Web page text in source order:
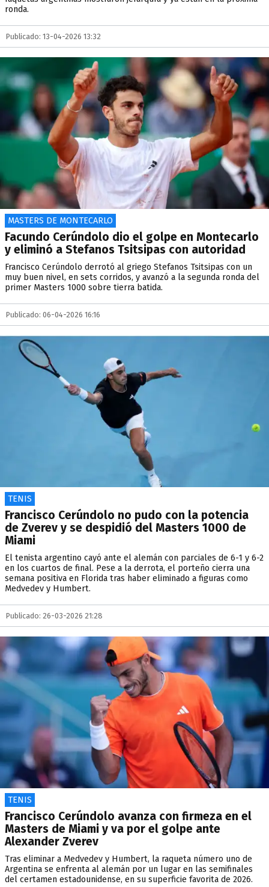
ronda.
Publicado: 13-04-2026 13:32
MASTERS DE MONTECARLO
Facundo Cerúndolo dio el golpe en Montecarlo
y eliminó a Stefanos Tsitsipas con autoridad
Francisco Cerúndolo derrotó al griego Stefanos Tsitsipas con un
muy buen nivel, en sets corridos, y avanzó a la segunda ronda del
primer Masters 1000 sobre tierra batida.
Publicado: 06-04-2026 16:16
TENIS
Francisco Cerúndolo no pudo con la potencia
de Zverev y se despidió del Masters 1000 de
Miami
El tenista argentino cayó ante el alemán con parciales de 6-1 y 6-2
en los cuartos de final. Pese a la derrota, el porteño cierra una
semana positiva en Florida tras haber eliminado a figuras como
Medvedev y Humbert.
Publicado: 26-03-2026 21:28
TENIS
Francisco Cerúndolo avanza con firmeza en el
Masters de Miami y va por el golpe ante
Alexander Zverev
Tras eliminar a Medvedev y Humbert, la raqueta número uno de
Argentina se enfrenta al alemán por un lugar en las semifinales
del certamen estadounidense, en su superficie favorita de 2026.